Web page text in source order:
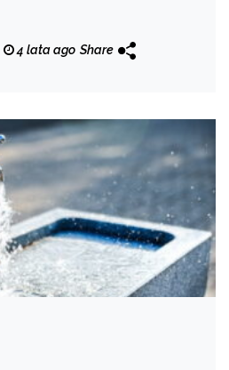
4 lata ago Share